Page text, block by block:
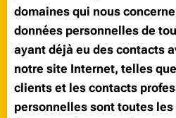
domaines qui nous
données personnelles de
ayant déjà eu des contacts
notre site Internet, telles
clients et les contacts
personnelles sont toutes